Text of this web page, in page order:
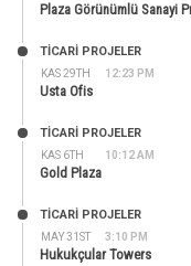
Plaza Görünümlü Sanayi
KAS 29TH 12:23 PM
TİCARİ PROJELER
Usta Ofis
KAS 6TH 10:12 AM
TİCARİ PROJELER
Gold Plaza
MAY 31ST 3:10 PM
TİCARİ PROJELER
Hukukçular Towers